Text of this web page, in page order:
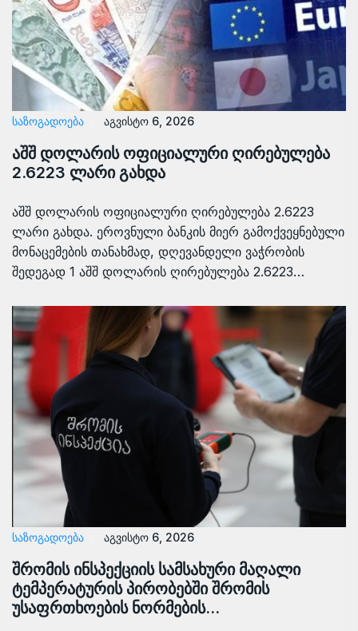
ᲡᲐᲖᲝᲒᲐᲓᲝᲔᲑᲐ აგვისტო 6, 2026
აშშ დოლარის ოფიციალური ღირებულება
2.6223 ლარი გახდა
აშშ დოლარის ოფიციალური ღირებულება 2.6223
ლარი გახდა. ეროვნული ბანკის მიერ გამოქვეყნებული
მონაცემების თანახმად, დღევანდელი ვაჭრობის
შედეგად 1 აშშ დოლარის ღირებულება 2.6223…
ᲡᲐᲖᲝᲒᲐᲓᲝᲔᲑᲐ აგვისტო 6, 2026
შრომის ინსპექციის სამსახური მაღალი
ტემპერატურის პირობებში შრომის
უსაფრთხოების ნორმების…